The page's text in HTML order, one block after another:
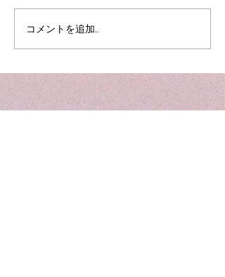
(木)になります。 よろしくお
願いいたします。
コメントを追加…